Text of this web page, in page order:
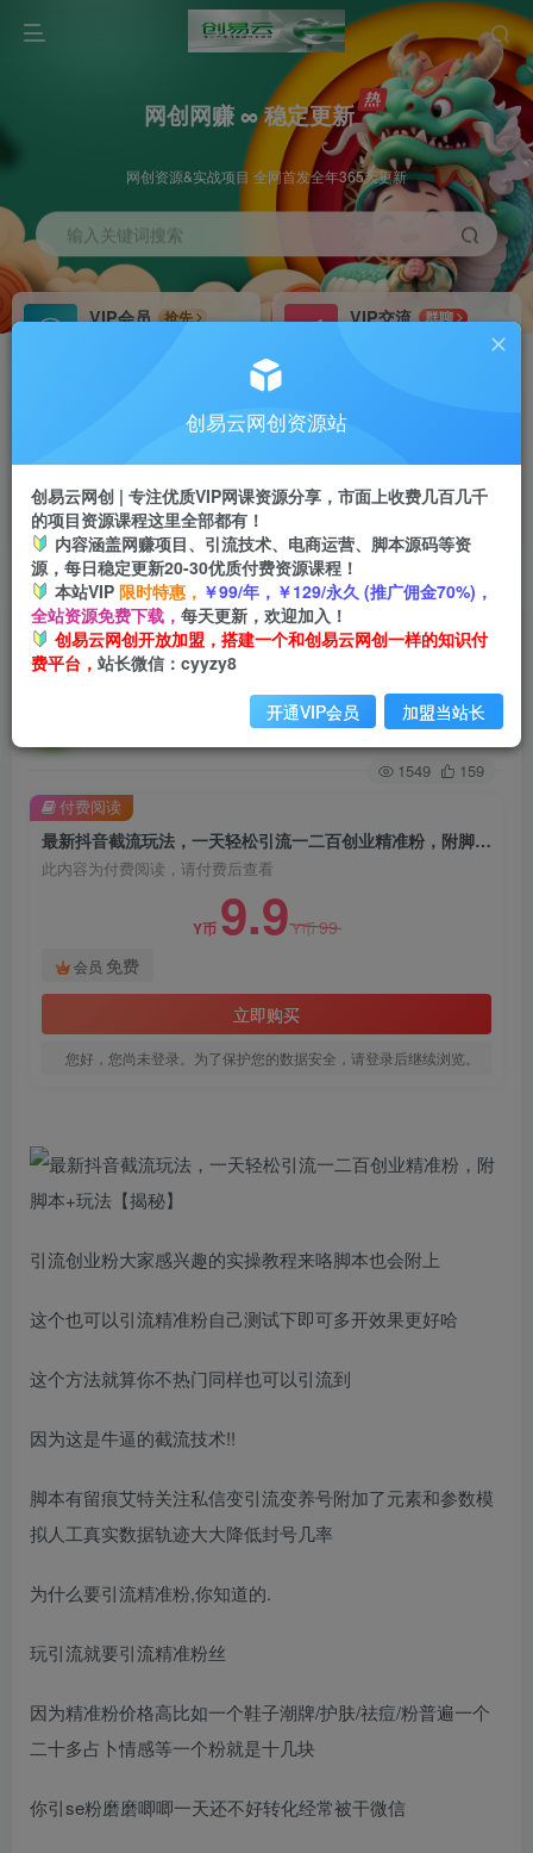
网创网赚 ∞ 稳定更新
网创资源&实战项目 全网首发全年365天更新
输入关键词搜索
VIP会员
抢先
VIP交流
群聊
研究探讨更多创业项目路子。
会员专属推广链接
挂机 项目
脚本卡密
APP下载
GO
首页 创业课程 会员免费 正文
最新抖音截流玩法，一天轻松引流一二百创业精准
粉，附脚本+玩法【揭秘】
关注
1549 159
最新抖音截流玩法，一天轻松引流一二百创业精准粉，附脚本+玩法【揭秘】
此内容为付费阅读，请付费后查看
Y币 9.9Y币99
会员 免费
立即购买
您好，您尚未登录。为了保护您的数据安全，请登录后继续浏览。
付费阅读
引流创业粉大家感兴趣的实操教程来咯脚本也会附上
这个也可以引流精准粉自己测试下即可多开效果更好哈
这个方法就算你不热门同样也可以引流到
因为这是牛逼的截流技术!!
脚本有留痕艾特关注私信变引流变养号附加了元素和参数模
拟人工真实数据轨迹大大降低封号几率
为什么要引流精准粉,你知道的.
玩引流就要引流精准粉丝
因为精准粉价格高比如一个鞋子潮牌/护肤/祛痘/粉普遍一个
二十多占卜情感等一个粉就是十几块
你引se粉磨磨唧唧一天还不好转化经常被干微信
创易云网创资源站
创易云网创 | 专注优质VIP网课资源分享，市面上收费几百几千
的项目资源课程这里全部都有！
内容涵盖网赚项目、引流技术、电商运营、脚本源码等资
源，每日稳定更新20-30优质付费资源课程！
本站VIP 限时特惠， ￥99/年，￥129/永久 (推广佣金70%)，
全站资源免费下载， 每天更新，欢迎加入！
创易云网创开放加盟，搭建一个和创易云网创一样的知识付
费平台， 站长微信：cyyzy8
开通VIP会员 加盟当站长